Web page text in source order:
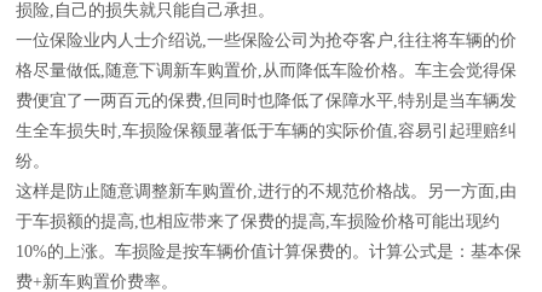
损险,自己的损失就只能自己承担。
一位保险业内人士介绍说,一些保险公司为抢夺客户,往往将车辆的价
格尽量做低,随意下调新车购置价,从而降低车险价格。车主会觉得保
费便宜了一两百元的保费,但同时也降低了保障水平,特别是当车辆发
生全车损失时,车损险保额显著低于车辆的实际价值,容易引起理赔纠
纷。
这样是防止随意调整新车购置价,进行的不规范价格战。另一方面,由
于车损额的提高,也相应带来了保费的提高,车损险价格可能出现约
10%的上涨。车损险是按车辆价值计算保费的。计算公式是：基本保
费+新车购置价费率。